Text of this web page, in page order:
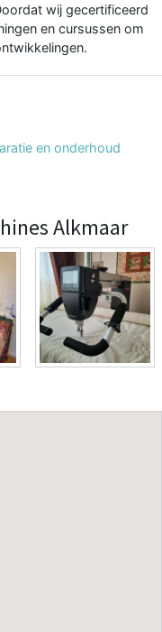
wij gecertificeerd
en cursussen om
en onderhoud
Alkmaar